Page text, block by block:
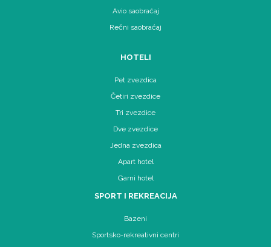
Avio saobraćaj
Rečni saobraćaj
HOTELI
Pet zvezdica
Četiri zvezdice
Tri zvezdice
Dve zvezdice
Jedna zvezdica
Apart hotel
Garni hotel
SPORT I REKREACIJA
Bazeni
Sportsko-rekreativni centri